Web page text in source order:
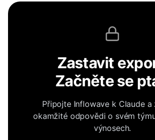
Zastavit
Začněte se
Připojte Inflowave k Claude a
okamžité odpovědi o svém
výnosech.